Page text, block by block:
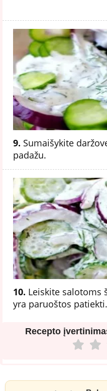
9. Sumaišykite
padažu.
10. Leiskite salotoms
yra paruoštos
Recepto